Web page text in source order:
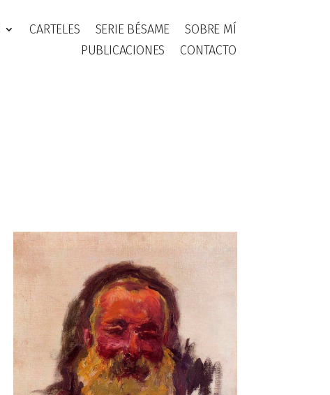
CARTELES SERIE BÉSAME
SOBRE MÍ
PUBLICACIONES
CONTACTO